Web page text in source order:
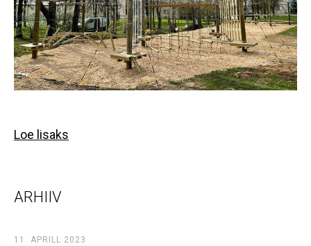
Loe lisaks
ARHIIV
11. APRILL 2023